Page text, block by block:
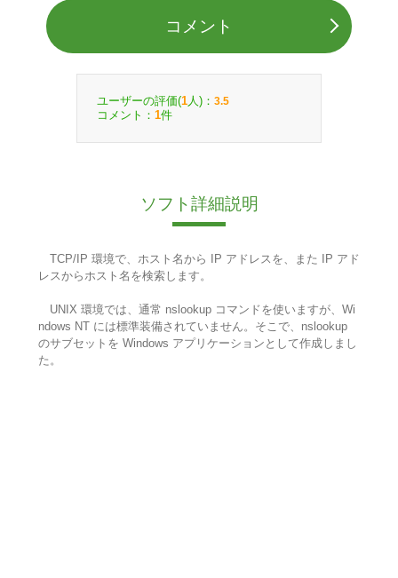
コメント
ユーザーの評価(1 人)： 3.5
コメント： 1件
ソフト詳細説明
TCP/IP 環境で、ホスト名から IP アドレスを、また IP アド
レスからホスト名を検索します。
UNIX 環境では、通常 nslookup コマンドを使いますが、Wi
ndows NT には標準装備されていません。そこで、nslookup
のサブセットを Windows アプリケーションとして作成しまし
た。